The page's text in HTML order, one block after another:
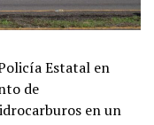
Estatal en
de
en un